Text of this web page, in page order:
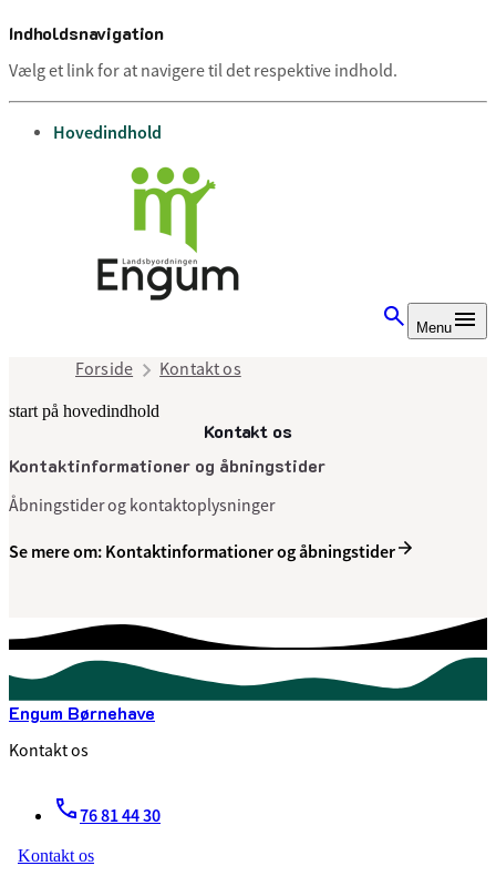
Indholdsnavigation
Vælg et link for at navigere til det respektive indhold.
gå til
Hovedindhold
Menu
Forside Kontakt os
start på hovedindhold
Kontakt ossenest opdateret 9. juli 2025
Kontaktinformationer og åbningstider
Åbningstider og kontaktoplysninger
Se mere om: Kontaktinformationer og åbningstider
Engum Børnehave
Kontakt os
76 81 44 30
Kontakt os